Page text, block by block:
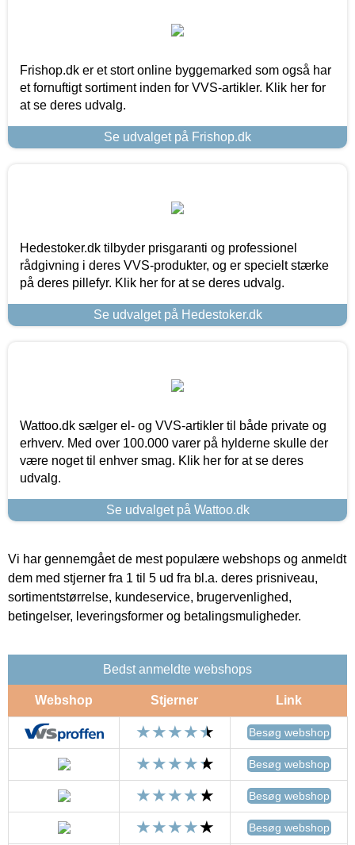
Frishop.dk er et stort online byggemarked som også har
et fornuftigt sortiment inden for VVS-artikler. Klik her for
at se deres udvalg.
Se udvalget på Frishop.dk
Hedestoker.dk tilbyder prisgaranti og professionel
rådgivning i deres VVS-produkter, og er specielt stærke
på deres pillefyr. Klik her for at se deres udvalg.
Se udvalget på Hedestoker.dk
Wattoo.dk sælger el- og VVS-artikler til både private og
erhverv. Med over 100.000 varer på hylderne skulle der
være noget til enhver smag. Klik her for at se deres
udvalg.
Se udvalget på Wattoo.dk
Vi har gennemgået de mest populære webshops og anmeldt
dem med stjerner fra 1 til 5 ud fra bl.a. deres prisniveau,
sortimentstørrelse, kundeservice, brugervenlighed,
betingelser, leveringsformer og betalingsmuligheder.
Bedst anmeldte webshops
Webshop Stjerner Link
Besøg webshop
Besøg webshop
Besøg webshop
Besøg webshop